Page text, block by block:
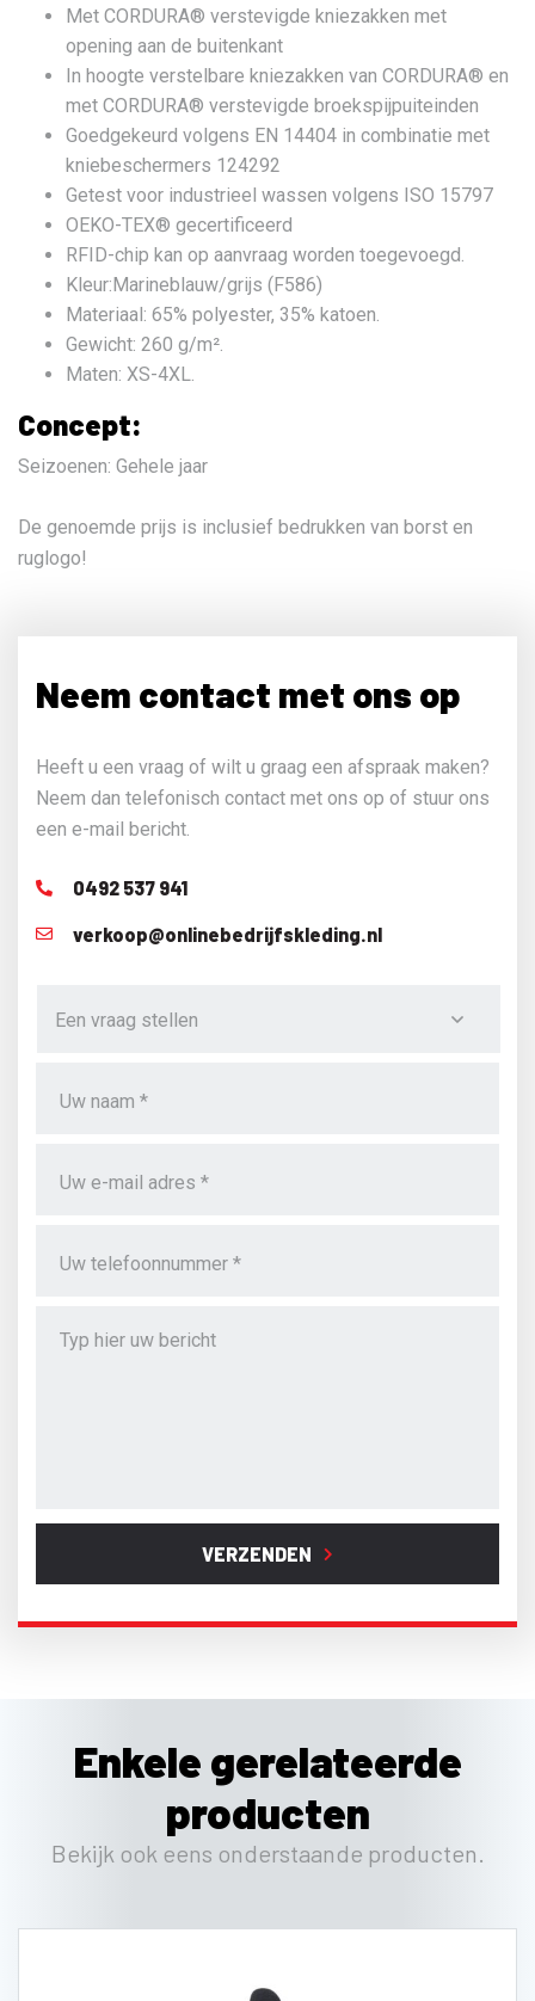
Met CORDURA® verstevigde kniezakken met
opening aan de buitenkant
In hoogte verstelbare kniezakken van CORDURA® en
met CORDURA® verstevigde broekspijpuiteinden
Goedgekeurd volgens EN 14404 in combinatie met
kniebeschermers 124292
Getest voor industrieel wassen volgens ISO 15797
OEKO-TEX® gecertificeerd
RFID-chip kan op aanvraag worden toegevoegd.
Kleur:Marineblauw/grijs (F586)
Materiaal: 65% polyester, 35% katoen.
Gewicht: 260 g/m².
Maten: XS-4XL.
Concept:
Seizoenen: Gehele jaar
De genoemde prijs is inclusief bedrukken van borst en
ruglogo!
Neem contact met ons op
Heeft u een vraag of wilt u graag een afspraak maken?
Neem dan telefonisch contact met ons op of stuur ons
een e-mail bericht.
0492 537 941
verkoop@onlinebedrijfskleding.nl
VERZENDEN
Enkele gerelateerde
producten
Bekijk ook eens onderstaande producten.